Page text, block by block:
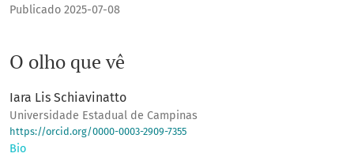
O olho que vê
Publicado 2025-07-08
Iara Lis Schiavinatto
Universidade Estadual de Campinas
https://orcid.org/0000-0003-2909-7355
Bio